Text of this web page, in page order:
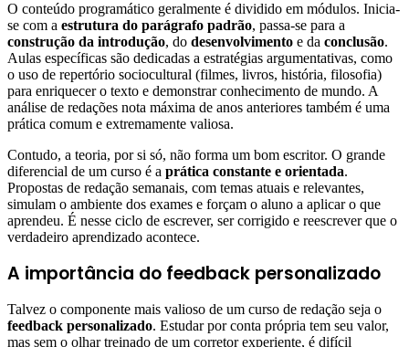
O conteúdo programático geralmente é dividido em módulos. Inicia-
se com a estrutura do parágrafo padrão, passa-se para a
construção da introdução, do desenvolvimento e da conclusão.
Aulas específicas são dedicadas a estratégias argumentativas, como
o uso de repertório sociocultural (filmes, livros, história, filosofia)
para enriquecer o texto e demonstrar conhecimento de mundo. A
análise de redações nota máxima de anos anteriores também é uma
prática comum e extremamente valiosa.
Contudo, a teoria, por si só, não forma um bom escritor. O grande
diferencial de um curso é a prática constante e orientada.
Propostas de redação semanais, com temas atuais e relevantes,
simulam o ambiente dos exames e forçam o aluno a aplicar o que
aprendeu. É nesse ciclo de escrever, ser corrigido e reescrever que o
verdadeiro aprendizado acontece.
A importância do feedback personalizado
Talvez o componente mais valioso de um curso de redação seja o
feedback personalizado. Estudar por conta própria tem seu valor,
mas sem o olhar treinado de um corretor experiente, é difícil